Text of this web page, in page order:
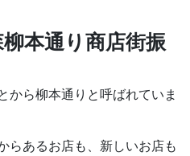
本通り商店街振
から柳本通りと呼ばれていま
らあるお店も、新しいお店も